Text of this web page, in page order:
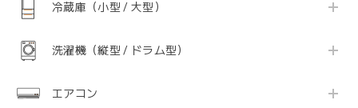
冷蔵庫（小型 / 大型）
洗濯機（縦型 / ドラム型）
エアコン